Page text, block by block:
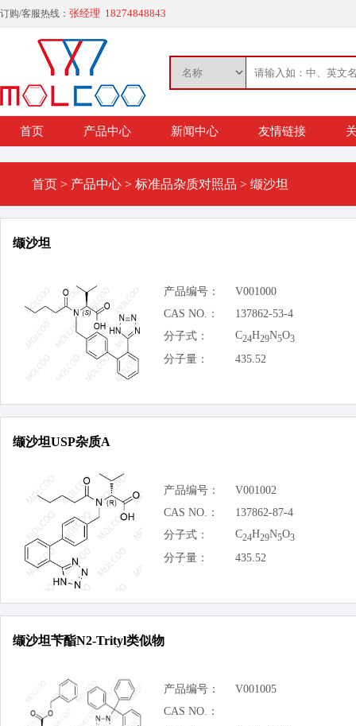
订购/客服热线： 张经理 18274848843
首页 产品中心 新闻中心 友情链接
首页 > 产品中心 > 标准品杂质对照品 > 缬沙坦
缬沙坦
产品编号：
V001000
CAS NO.：
137862-53-4
分子式：
C24H29N5O3
分子量： 435.52
缬沙坦USP杂质A
产品编号：
V001002
CAS NO.：
137862-87-4
分子式：
C24H29N5O3
分子量： 435.52
缬沙坦苄酯N2-Trityl类似物
产品编号：
V001005
CAS NO.：